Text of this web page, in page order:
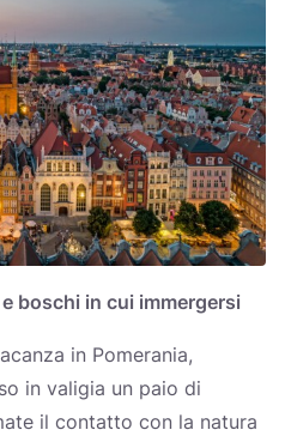
boschi in cui immergersi
in Pomerania,
in valigia un paio di
il contatto con la natura